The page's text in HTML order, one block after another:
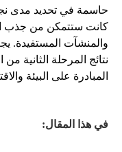
حاسمة في تحديد مدى
كانت ستتمكن من جذب
والمنشآت المستفيدة.
نتائج المرحلة الثانية من
المبادرة على البيئة
في هذا المقال: